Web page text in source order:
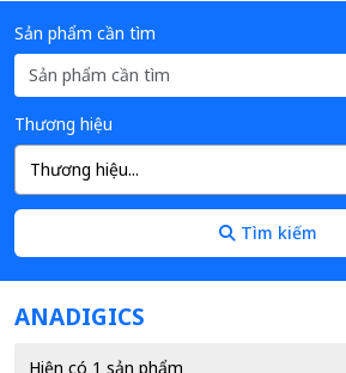
Sản phẩm cần tìm
Thương hiệu
Thương hiệu...
Tìm kiếm
ANADIGICS
Hiện có 1 sản phẩm